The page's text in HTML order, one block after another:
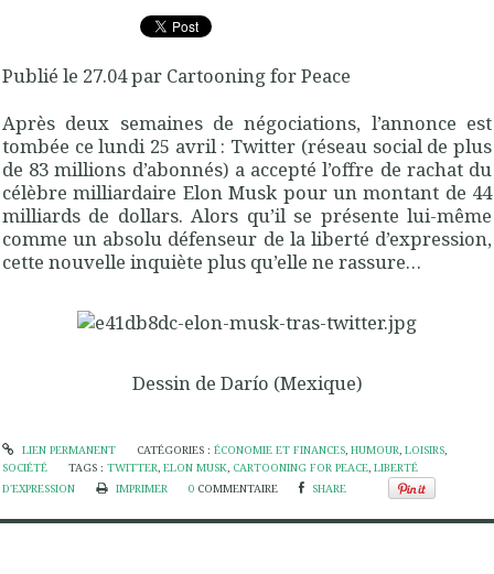
Publié le 27.04 par Cartooning for Peace
Après deux semaines de négociations, l’annonce est
tombée ce lundi 25 avril : Twitter (réseau social de plus
de 83 millions d’abonnés) a accepté l’offre de rachat du
célèbre milliardaire Elon Musk pour un montant de 44
milliards de dollars. Alors qu’il se présente lui-même
comme un absolu défenseur de la liberté d’expression,
cette nouvelle inquiète plus qu’elle ne rassure…
Dessin de Darío (Mexique)
LIEN PERMANENT CATÉGORIES : ÉCONOMIE ET FINANCES, HUMOUR, LOISIRS,
SOCIÉTÉ
TAGS :TWITTER,ELON MUSK, CARTOONING FOR PEACE,LIBERTÉ
D'EXPRESSION
IMPRIMER 0 COMMENTAIRE SHARE